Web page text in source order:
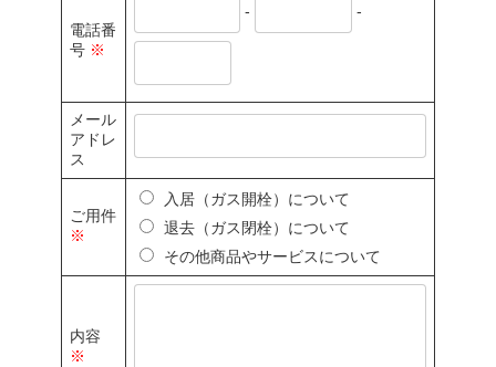
電話番
号 ※
- -
メール
アドレ
ス
ご用件
※
入居（ガス開栓）について
退去（ガス閉栓）について
その他商品やサービスについて
内容
※